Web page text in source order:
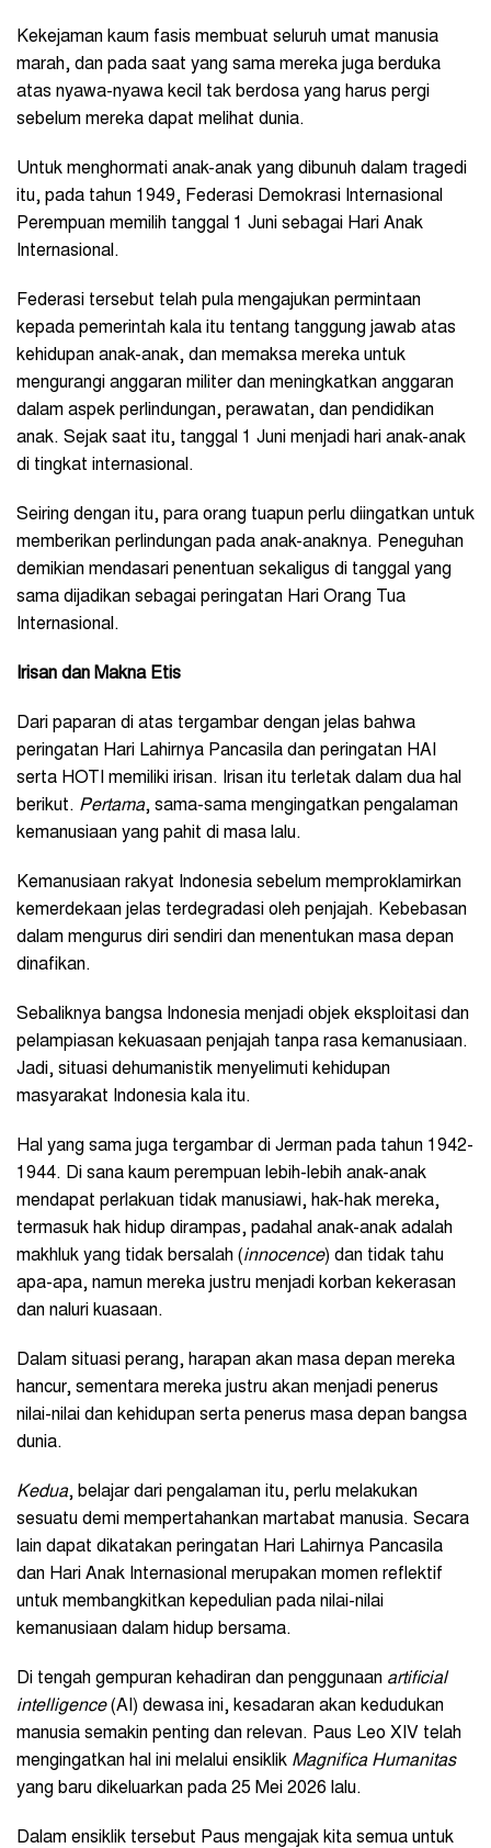
Kekejaman kaum fasis membuat seluruh umat manusia
marah, dan pada saat yang sama mereka juga berduka
atas nyawa-nyawa kecil tak berdosa yang harus pergi
sebelum mereka dapat melihat dunia.
Untuk menghormati anak-anak yang dibunuh dalam tragedi
itu, pada tahun 1949, Federasi Demokrasi Internasional
Perempuan memilih tanggal 1 Juni sebagai Hari Anak
Internasional.
Federasi tersebut telah pula mengajukan permintaan
kepada pemerintah kala itu tentang tanggung jawab atas
kehidupan anak-anak, dan memaksa mereka untuk
mengurangi anggaran militer dan meningkatkan anggaran
dalam aspek perlindungan, perawatan, dan pendidikan
anak. Sejak saat itu, tanggal 1 Juni menjadi hari anak-anak
di tingkat internasional.
Seiring dengan itu, para orang tuapun perlu diingatkan untuk
memberikan perlindungan pada anak-anaknya. Peneguhan
demikian mendasari penentuan sekaligus di tanggal yang
sama dijadikan sebagai peringatan Hari Orang Tua
Internasional.
Irisan dan Makna Etis
Dari paparan di atas tergambar dengan jelas bahwa
peringatan Hari Lahirnya Pancasila dan peringatan HAI
serta HOTI memiliki irisan. Irisan itu terletak dalam dua hal
berikut. Pertama, sama-sama mengingatkan pengalaman
kemanusiaan yang pahit di masa lalu.
Kemanusiaan rakyat Indonesia sebelum memproklamirkan
kemerdekaan jelas terdegradasi oleh penjajah. Kebebasan
dalam mengurus diri sendiri dan menentukan masa depan
dinafikan.
Sebaliknya bangsa Indonesia menjadi objek eksploitasi dan
pelampiasan kekuasaan penjajah tanpa rasa kemanusiaan.
Jadi, situasi dehumanistik menyelimuti kehidupan
masyarakat Indonesia kala itu.
Hal yang sama juga tergambar di Jerman pada tahun 1942-
1944. Di sana kaum perempuan lebih-lebih anak-anak
mendapat perlakuan tidak manusiawi, hak-hak mereka,
termasuk hak hidup dirampas, padahal anak-anak adalah
makhluk yang tidak bersalah (innocence) dan tidak tahu
apa-apa, namun mereka justru menjadi korban kekerasan
dan naluri kuasaan.
Dalam situasi perang, harapan akan masa depan mereka
hancur, sementara mereka justru akan menjadi penerus
nilai-nilai dan kehidupan serta penerus masa depan bangsa
dunia.
Kedua, belajar dari pengalaman itu, perlu melakukan
sesuatu demi mempertahankan martabat manusia. Secara
lain dapat dikatakan peringatan Hari Lahirnya Pancasila
dan Hari Anak Internasional merupakan momen reflektif
untuk membangkitkan kepedulian pada nilai-nilai
kemanusiaan dalam hidup bersama.
Di tengah gempuran kehadiran dan penggunaan artificial
intelligence(AI) dewasa ini, kesadaran akan kedudukan
manusia semakin penting dan relevan. Paus Leo XIV telah
mengingatkan hal ini melalui ensiklik Magnifica Humanitas
yang baru dikeluarkan pada 25 Mei 2026 lalu.
Dalam ensiklik tersebut Paus mengajak kita semua untuk